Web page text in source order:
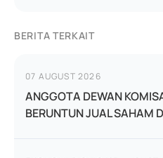
BERITA TERKAIT
07 AUGUST 2026
ANGGOTA DEWAN
BERUNTUN JUAL SAHAM